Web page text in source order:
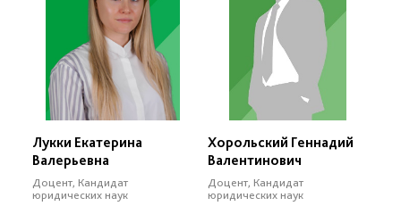
Лукки Екатерина
Валерьевна
Доцент, Кандидат
юридических наук
Хорольский Геннадий
Валентинович
Доцент, Кандидат
юридических наук